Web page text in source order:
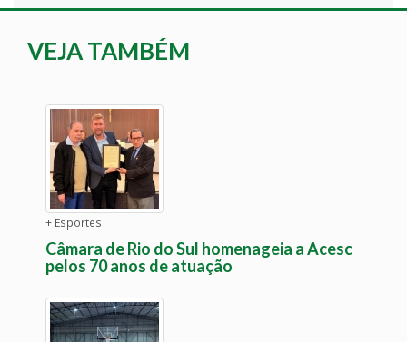
VEJA TAMBÉM
+ Esportes
Câmara de Rio do Sul homenageia a Acesc
pelos 70 anos de atuação